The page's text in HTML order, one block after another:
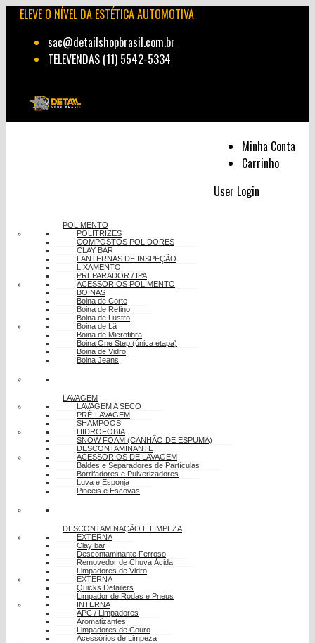
ELEVE O NÍVEL DA ESTÉTICA AUTOMOTIVA
sac@detailshopbrasil.com.br
TELEVENDAS (11) 5542-5334
Minha Conta
Carrinho
User Login
POLIMENTO
POLITRIZES
COMPOSTOS POLIDORES
CLAY BAR
LANTERNAS DE INSPEÇÃO
LIXAMENTO
PREPARADOR / IPA
ACESSÓRIOS POLIMENTO
BOINAS
Boina de Corte
Boina de Refino
Boina de Lustro
Boina de Lã
Boina de Microfibra
Boina One Step (única etapa)
Boina de Vidro
Boina Jeans
LAVAGEM
LAVAGEM A SECO
PRÉ-LAVAGEM
SHAMPOOS
HIDROFOBIA
SNOW FOAM (CANHÃO DE ESPUMA)
DESCONTAMINANTE
ACESSÓRIOS DE LAVAGEM
Baldes e Separadores de Partículas
Borrifadores e Pulverizadores
Luva e Esponja
Pinceis e Escovas
DESCONTAMINAÇÃO E LIMPEZA
EXTERNA
Clay bar
Descontaminante Ferroso
Removedor de Chuva Ácida
Limpadores de Vidro
EXTERNA
Quicks Detailers
Limpador de Rodas e Pneus
INTERNA
APC / Limpadores
Aromatizantes
Limpadores de Couro
Acessórios de Limpeza